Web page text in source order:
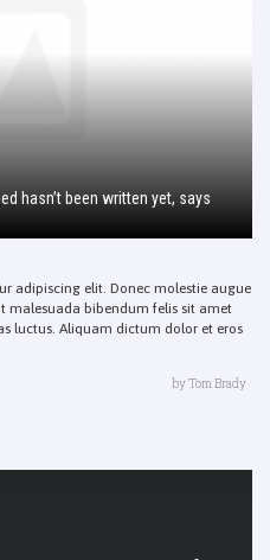
hasn’t been written yet, says
adipiscing elit. Donec molestie augue
malesuada bibendum felis sit amet
luctus. Aliquam dictum dolor et eros
byTom Brady